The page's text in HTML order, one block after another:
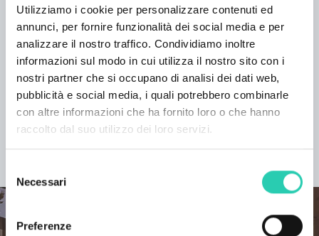
Utilizziamo i cookie per personalizzare contenuti ed
annunci, per fornire funzionalità dei social media e per
analizzare il nostro traffico. Condividiamo inoltre
informazioni sul modo in cui utilizza il nostro sito con i
nostri partner che si occupano di analisi dei dati web,
pubblicità e social media, i quali potrebbero combinarle
con altre informazioni che ha fornito loro o che hanno
raccolto dal suo utilizzo dei loro servizi.
delNecessari
Preferenze
degli eventi, consultabile a questolink. Non tutte le
informazioni presenti possono risultare aggiornate
e/o corrette e GO! 2025 non si assume la
l’organizzatore responsabile dell’evento per verificare
le informazioni di interesse.